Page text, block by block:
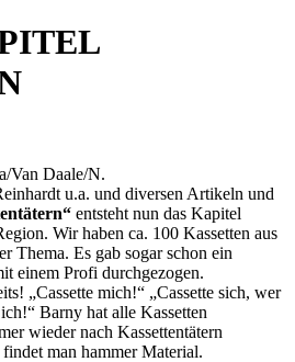
Van Daale/N.
u.a. und diversen Artikeln und
entsteht nun das Kapitel
Wir haben ca. 100 Kassetten aus
Thema. Es gab sogar schon ein
einem Profi durchgezogen.
„Cassette mich!“ „Cassette sich, wer
Barny hat alle Kassetten
wieder nach Kassettentätern
man hammer Material.